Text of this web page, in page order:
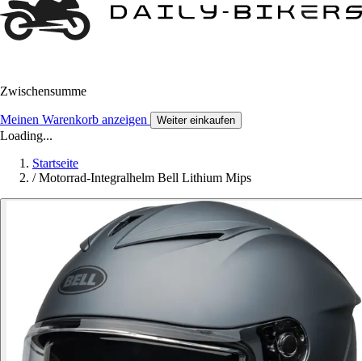
Zwischensumme
Meinen Warenkorb anzeigen Weiter einkaufen
Loading...
Startseite
/ Motorrad-Integralhelm Bell Lithium Mips